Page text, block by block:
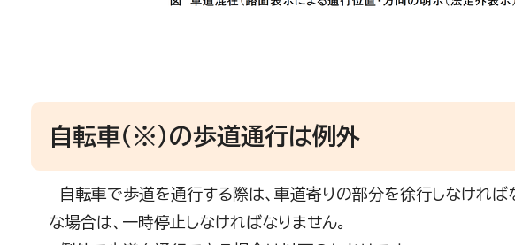
自転車（※）の歩道通行は例外
自転車で歩道を通行する際は、車道寄りの部分を徐行しなければ
な場合は、一時停止しなければなりません。